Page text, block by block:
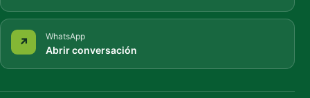
↗ WhatsApp
Abrir conversación